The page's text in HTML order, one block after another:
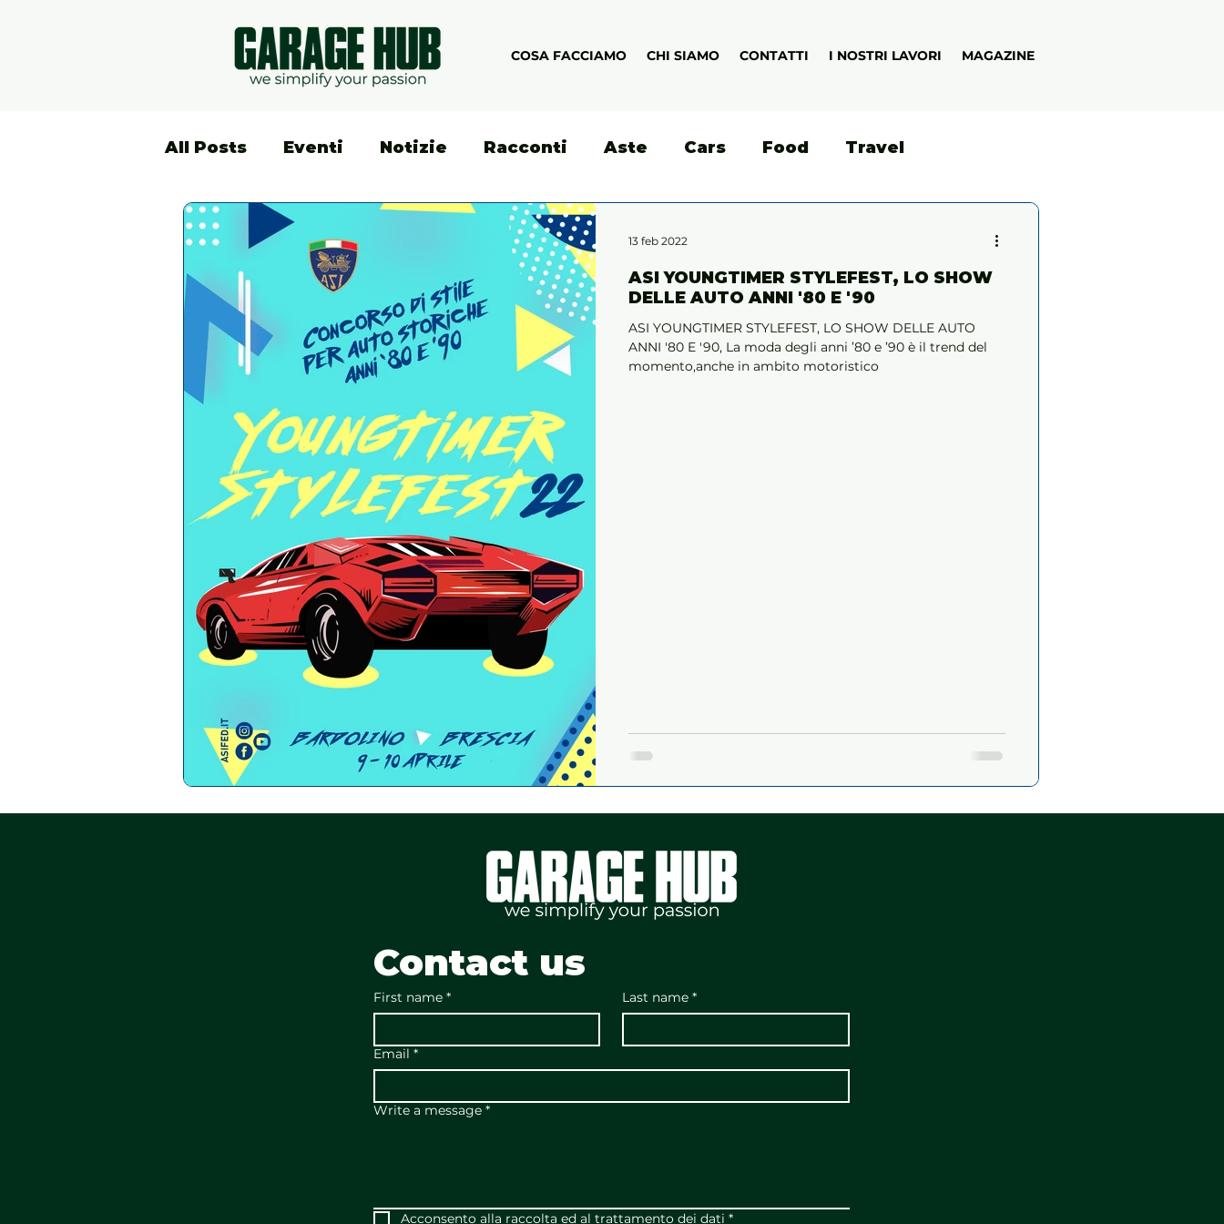
COSA FACCIAMO CHI SIAMO CONTATTI I NOSTRI LAVORI MAGAZINE
All Posts Eventi Notizie Racconti Aste Cars Food Travel
Lifestyle
ASI YOUNGTIMER STYLEFEST, LO SHOW
DELLE AUTO ANNI '80 E '90
ASI YOUNGTIMER STYLEFEST, LO SHOW DELLE AUTO
ANNI '80 E '90, La moda degli anni ’80 e ’90 è il trend del
momento,anche in ambito motoristico
13 feb 2022
Contact us
First name * Last name *
Email *
Write a message *
Acconsento alla raccolta ed al trattamento dei dati *